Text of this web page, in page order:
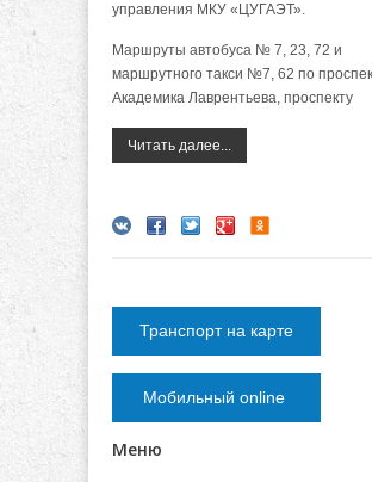
управления МКУ «ЦУГАЭТ».
Маршруты автобуса № 7, 23, 72 и
маршрутного такси №7, 62 по
Академика Лаврентьева, проспекту
Читать далее...
Транспорт на карте
Мобильный online
Меню